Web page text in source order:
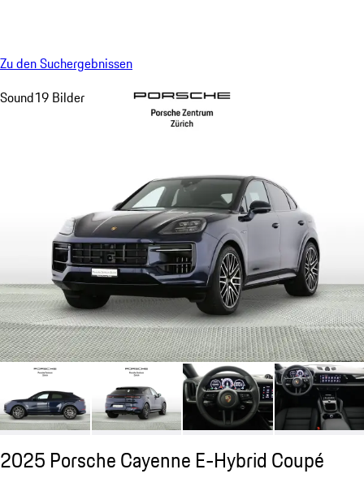
Zu den Suchergebnissen
Sound19 Bilder
2025 Porsche Cayenne E-Hybrid Coupé